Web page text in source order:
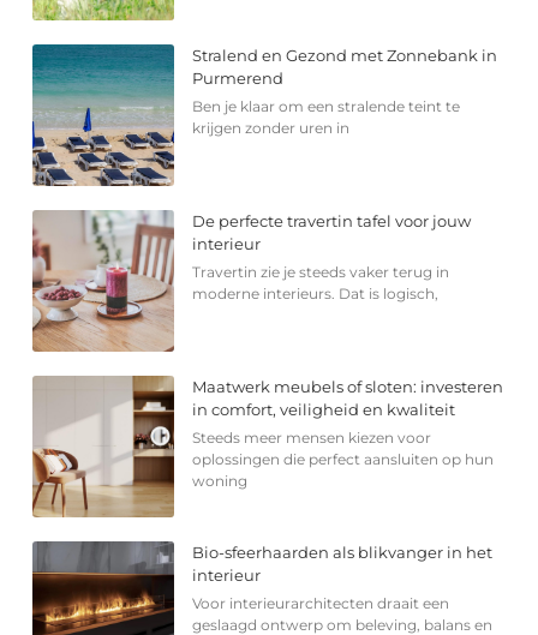
Stralend en Gezond met Zonnebank in
Purmerend
Ben je klaar om een stralende teint te
krijgen zonder uren in
De perfecte travertin tafel voor jouw
interieur
Travertin zie je steeds vaker terug in
moderne interieurs. Dat is logisch,
Maatwerk meubels of sloten: investeren
in comfort, veiligheid en kwaliteit
Steeds meer mensen kiezen voor
oplossingen die perfect aansluiten op hun
woning
Bio-sfeerhaarden als blikvanger in het
interieur
Voor interieurarchitecten draait een
geslaagd ontwerp om beleving, balans en